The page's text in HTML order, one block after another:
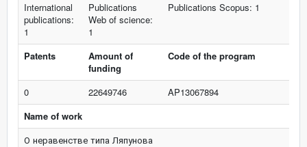
International
publications:
1
Publications
Web of science:
1
Publications Scopus: 1
Patents
Amount of
funding
Code of the program
0 22649746
AP13067894
Name of work
О неравенстве типа Ляпунова